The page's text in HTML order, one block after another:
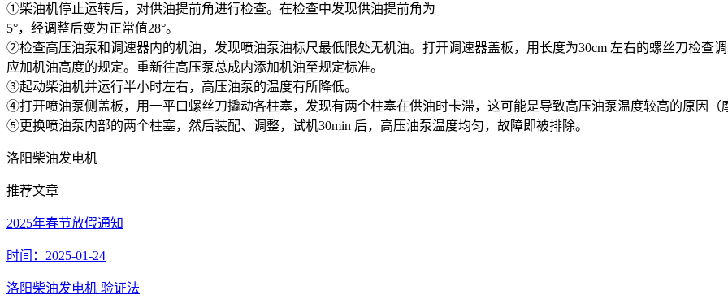
①柴油机停止运转后，对供油提前角进行检查。在检查中发现供油提前角为
5°，经调整后变为正常值28°。
②检查高压油泵和调速器内的机油，发现喷油泵油标尺最低限处无机油。打开调速器盖板，用长度为30cm 左右的螺丝刀检查
应加机油高度的规定。重新往高压泵总成内添加机油至规定标准。
③起动柴油机并运行半小时左右，高压油泵的温度有所降低。
④打开喷油泵侧盖板，用一平口螺丝刀撬动各柱塞，发现有两个柱塞在供油时卡滞，这可能是导致高压油泵温度较高的原因（
⑤更换喷油泵内部的两个柱塞，然后装配、调整，试机30min 后，高压油泵温度均匀，故障即被排除。
洛阳柴油发电机
推荐文章
2025年春节放假通知
时间：2025-01-24
洛阳柴油发电机 验证法